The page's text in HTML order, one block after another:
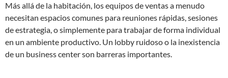
Más allá de la habitación, los equipos de ventas a menudo
necesitan espacios comunes para reuniones rápidas, sesiones
de estrategia, o simplemente para trabajar de forma individual
en un ambiente productivo. Un lobby ruidoso o la inexistencia
de un business center son barreras importantes.